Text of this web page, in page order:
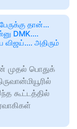
தான்…
DMK….
விஜய்…. அதிரும்
முதல் பொதுக்
கூட்டத்தில்